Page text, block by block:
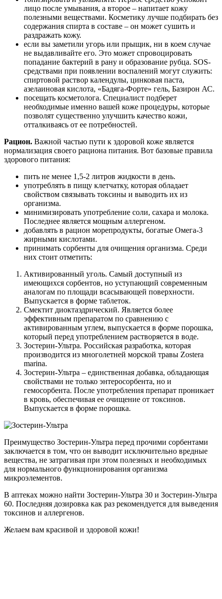
лицо после умывания, а второе – напитает кожу
полезными веществами. Косметику лучше подбирать без
содержания спирта в составе – он может сушить и
раздражать кожу.
если вы заметили угорь или прыщик, ни в коем случае
не выдавливайте его. Это может спровоцировать
попадание бактерий в рану и образование рубца. SOS-
средствами при появлении воспалений могут служить:
спиртовой раствор календулы, цинковая паста,
азелаиновая кислота, «Бадяга-Форте» гель, Базирон АС.
посещать косметолога. Специалист подберет
необходимые именно вашей коже процедуры, которые
позволят существенно улучшить качество кожи,
отталкиваясь от ее потребностей.
Рацион. Важной частью пути к здоровой коже является
нормализация своего рациона питания. Вот базовые правила
здорового питания:
пить не менее 1,5-2 литров жидкости в день.
употреблять в пищу клетчатку, которая обладает
свойством связывать токсины и выводить их из
организма.
минимизировать употребление соли, сахара и молока.
Последнее является мощным аллергеном.
добавлять в рацион морепродукты, богатые Омега-3
жирными кислотами.
принимать сорбенты для очищения организма. Среди
них стоит отметить:
Активированный уголь. Самый доступный из
имеющихся сорбентов, но уступающий современным
аналогам по площади всасывающей поверхности.
Выпускается в форме таблеток.
Смектит диоктаэдрический. Является более
эффективным препаратом по сравнению с
активированным углем, выпускается в форме порошка,
который перед употреблением растворяется в воде.
Зостерин-Ультра. Российская разработка, которая
производитcя из многолетней морской травы Zostera
marina.
Зостерин-Ультра – единственная добавка, обладающая
свойствами не только энтеросорбента, но и
гемосорбента. После употребления препарат проникает
в кровь, обеспечивая ее очищение от токсинов.
Выпускается в форме порошка.
Преимущество Зостерин-Ультра перед прочими сорбентами
заключается в том, что он выводит исключительно вредные
вещества, не затрагивая при этом полезных и необходимых
для нормального функционирования организма
микроэлементов.
В аптеках можно найти Зостерин-Ультра 30 и Зостерин-Ультра
60. Последняя дозировка как раз рекомендуется для выведения
токсинов и аллергенов.
Желаем вам красивой и здоровой кожи!